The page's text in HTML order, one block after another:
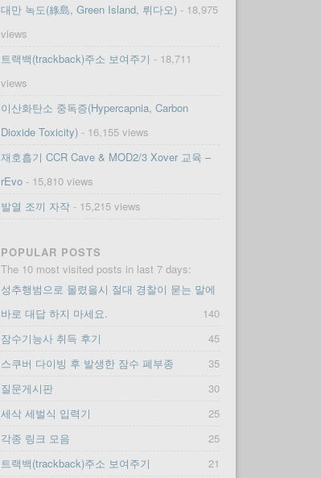
대만 녹도(綠島, Green Island, 뤼다오)- 18,975
views
트랙백(trackback)주소 보여주기 - 18,711
views
이산화탄소 중독증(Hypercapnia, Carbon
Dioxide Toxicity)- 16,155 views
재호흡기 CCR Cave & MOD2/3 Xover 교육 –
rEvo- 15,810 views
발열 조끼 자작- 15,215 views
POPULAR POSTS
The 10 most visited posts in last 7 days:
성추행범으로 몰렸을시 절대 경찰이 묻는 말에
바로 대답 하지 마세요.
140
잠수기능사 취득 후기
45
스쿠버 다이빙 후 발생한 잠수 폐부종
35
질문게시판
30
세삭 세벌식 입력기
25
각종 링크 모음
25
트랙백(trackback)주소 보여주기
21